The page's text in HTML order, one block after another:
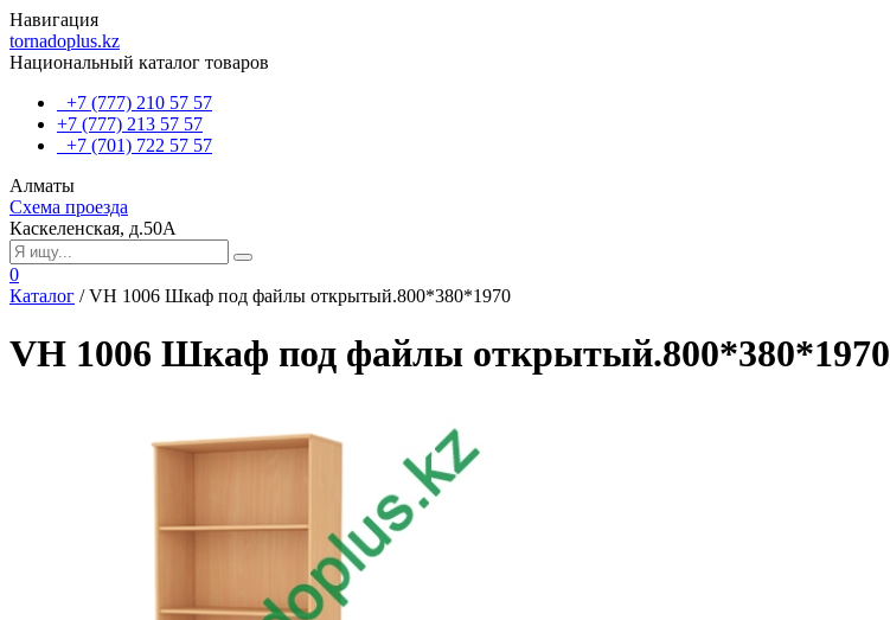
Навигация
tornadoplus.kz
Национальный каталог товаров
+7 (777) 210 57 57
+7 (777) 213 57 57
+7 (701) 722 57 57
Алматы
Схема проезда
Каскеленская, д.50А
0
Каталог /VH 1006 Шкаф под файлы открытый.800*380*1970
VH 1006 Шкаф под файлы открытый.800*380*1970